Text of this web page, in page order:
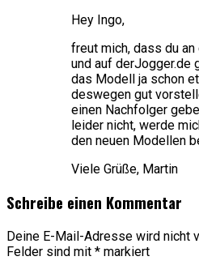
Hey Ingo,
freut mich, dass du
und auf derJogger.de
das Modell ja schon
deswegen gut
einen Nachfolger
leider nicht, werde
den neuen Modellen
Viele Grüße, Martin
Schreibe einen Kommentar
Deine E-Mail-Adresse wird nicht
Felder sind mit * markiert